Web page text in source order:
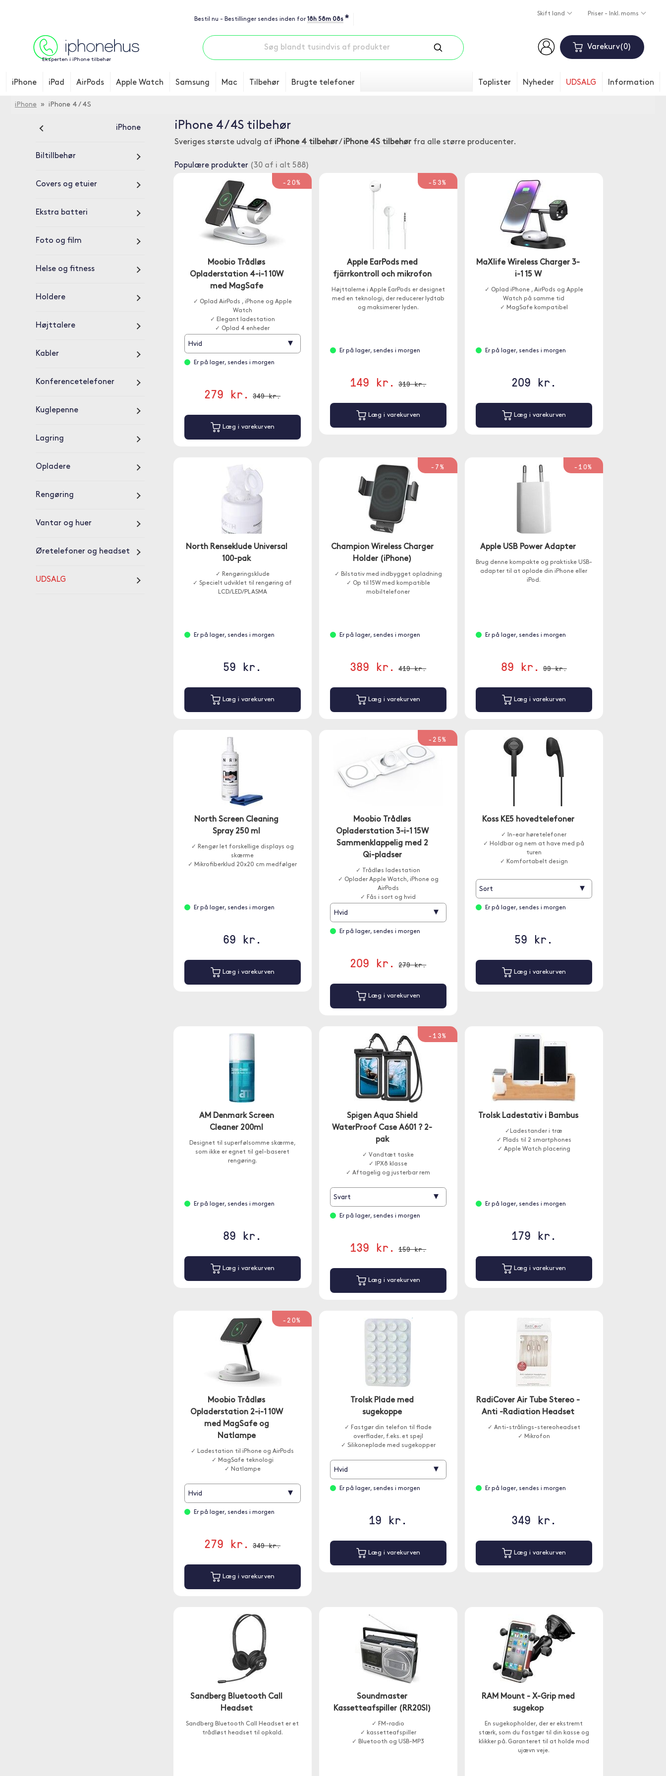
Bestil nu - Bestillinger sendes inden for 18h 58m 07s *
Skift land Priser - Inkl. moms
Eksperten i iPhone tilbehør
Varekurv 0
iPhone iPad AirPods Apple Watch Samsung Mac Tilbehør Brugte telefoner Toplister Nyheder UDSALG Information
iPhone » iPhone 4 / 4S
iPhone
Biltillbehør
Covers og etuier
Ekstra batteri
Foto og film
Helse og fitness
Holdere
Højttalere
Kabler
Konferencetelefoner
Kuglepenne
Lagring
Opladere
Rengøring
Vantar og huer
Øretelefoner og headset
UDSALG
iPhone 4 / 4S tilbehør
Sveriges største udvalg af iPhone 4 tilbehør/ iPhone 4S tilbehør fra alle større producenter.
Populære produkter (30 af i alt 588)
-20%
Moobio Trådløs
Opladerstation 4-i-1 10W
med MagSafe
✓ Oplad AirPods , iPhone og Apple
Watch
✓ Elegant ladestation
✓ Oplad 4 enheder
Hvid ▾
Er på lager, sendes i morgen
279 kr. 349 kr.
Læg i varekurven
-53%
Apple EarPods med
fjärrkontroll och mikrofon
Højttalerne i Apple EarPods er designet
med en teknologi, der reducerer lydtab
og maksimerer lyden.
Er på lager, sendes i morgen
149 kr. 319 kr.
Læg i varekurven
MaXlife Wireless Charger 3-
i-1 15 W
✓ Oplad iPhone , AirPods og Apple
Watch på samme tid
✓ MagSafe kompatibel
Er på lager, sendes i morgen
209 kr.
Læg i varekurven
North Renseklude Universal
100-pak
✓ Rengøringsklude
✓ Specielt udviklet til rengøring af
LCD/LED/PLASMA
Er på lager, sendes i morgen
59 kr.
Læg i varekurven
-7%
Champion Wireless Charger
Holder (iPhone)
✓ Bilstativ med indbygget opladning
✓ Op til 15W med kompatible
mobiltelefoner
Er på lager, sendes i morgen
389 kr. 419 kr.
Læg i varekurven
-10%
Apple USB Power Adapter
Brug denne kompakte og praktiske USB-
adapter til at oplade din iPhone eller
iPod.
Er på lager, sendes i morgen
89 kr. 99 kr.
Læg i varekurven
North Screen Cleaning
Spray 250 ml
✓ Rengør let forskellige displays og
skærme
✓ Mikrofiberklud 20x20 cm medfølger
Er på lager, sendes i morgen
69 kr.
Læg i varekurven
-25%
Moobio Trådløs
Opladerstation 3-i-1 15W
Sammenklappelig med 2
Qi-pladser
✓ Trådløs ladestation
✓ Oplader Apple Watch, iPhone og
AirPods
✓ Fås i sort og hvid
Hvid ▾
Er på lager, sendes i morgen
209 kr. 279 kr.
Læg i varekurven
Koss KE5 hovedtelefoner
✓ In-ear høretelefoner
✓ Holdbar og nem at have med på
turen
✓ Komfortabelt design
Sort ▾
Er på lager, sendes i morgen
59 kr.
Læg i varekurven
AM Denmark Screen
Cleaner 200ml
Designet til superfølsomme skærme,
som ikke er egnet til gel-baseret
rengøring.
Er på lager, sendes i morgen
89 kr.
Læg i varekurven
-13%
Spigen Aqua Shield
WaterProof Case A601 ? 2-
pak
✓ Vandtæt taske
✓ IPX8 klasse
✓ Aftagelig og justerbar rem
Svart ▾
Er på lager, sendes i morgen
139 kr. 159 kr.
Læg i varekurven
Trolsk Ladestativ i Bambus
✓Ladestander i træ
✓ Plads til 2 smartphones
✓ Apple Watch placering
Er på lager, sendes i morgen
179 kr.
Læg i varekurven
-20%
Moobio Trådløs
Opladerstation 2-i-1 10W
med MagSafe og
Natlampe
✓ Ladestation til iPhone og AirPods
✓ MagSafe teknologi
✓ Natlampe
Hvid ▾
Er på lager, sendes i morgen
279 kr. 349 kr.
Læg i varekurven
Trolsk Plade med
sugekoppe
✓ Fastgør din telefon til flade
overflader, f.eks. et spejl
✓ Silikoneplade med sugekopper
Hvid ▾
Er på lager, sendes i morgen
19 kr.
Læg i varekurven
RadiCover Air Tube Stereo -
Anti -Radiation Headset
✓ Anti-strålings-stereoheadset
✓ Mikrofon
Er på lager, sendes i morgen
349 kr.
Læg i varekurven
Sandberg Bluetooth Call
Headset
Sandberg Bluetooth Call Headset er et
trådløst headset til opkald.
Soundmaster
Kassetteafspiller (RR20SI)
✓ FM-radio
✓ kassetteafspiller
✓ Bluetooth og USB-MP3
RAM Mount - X-Grip med
sugekop
En sugekopholder, der er ekstremt
stærk, som du fastgør til din kasse og
klikker på. Garanteret til at holde mod
ujævn veje.